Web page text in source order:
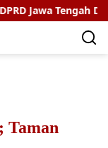
Tengah Dorong
Taman